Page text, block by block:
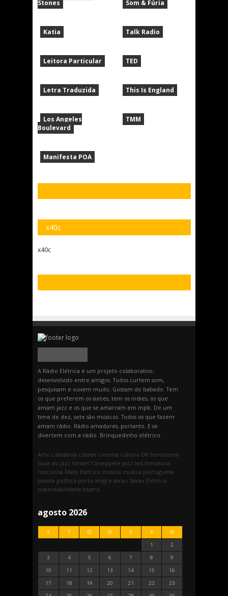
Stones
Katia
Leitora Particular
Letra Traduzida
Los Angeles
Boulevard
Manifesta POA
Som & Fúria
Talk Radio
TED
This Is England
TMM
x40c
x40c
A Rádio Elétrica é um projeto colaborativo,
desenvolvido entre amigos. Todos curtem som,
pesquisam e ouvem muito. Gostam do babado. Tem
os que preferem os sixties, tem os indies, os que
amam jazz e os que se amarram em mpb. De um
time de dez, sete são músicos. Todos os que fazem
amam rádio. Rádio amadores, portanto. E se
divertem com a rádio. Brinquedinho elétrico.
Arte cidadania cidade cinema cultura DR feminismo
Guia do Jazz Ismael Caneppele jazz leis literatura
maconha Mate Elétrico música música portuguesa
poesia política porto alegre sarau Sarau Elétrico
sustentabilidade teatro
agosto 2026
S T Q Q S S
D
1
2
3
4 5 6 7 8
9
10
11 12 13 14 15
16
17
18 19 20 21 22
23